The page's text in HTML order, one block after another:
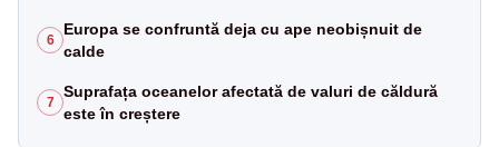
6
Europa se confruntă deja cu ape neobișnuit de
calde
7
Suprafața oceanelor afectată de valuri de căldură
este în creștere